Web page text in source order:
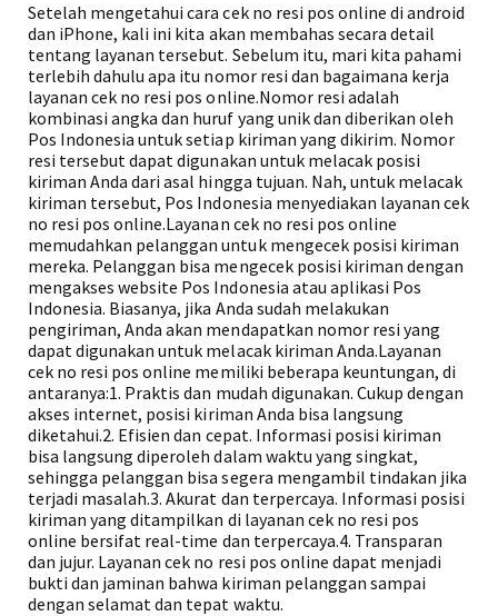
Setelah mengetahui cara cek no resi pos online di android
dan iPhone, kali ini kita akan membahas secara detail
tentang layanan tersebut. Sebelum itu, mari kita pahami
terlebih dahulu apa itu nomor resi dan bagaimana kerja
layanan cek no resi pos online.Nomor resi adalah
kombinasi angka dan huruf yang unik dan diberikan oleh
Pos Indonesia untuk setiap kiriman yang dikirim. Nomor
resi tersebut dapat digunakan untuk melacak posisi
kiriman Anda dari asal hingga tujuan. Nah, untuk melacak
kiriman tersebut, Pos Indonesia menyediakan layanan cek
no resi pos online.Layanan cek no resi pos online
memudahkan pelanggan untuk mengecek posisi kiriman
mereka. Pelanggan bisa mengecek posisi kiriman dengan
mengakses website Pos Indonesia atau aplikasi Pos
Indonesia. Biasanya, jika Anda sudah melakukan
pengiriman, Anda akan mendapatkan nomor resi yang
dapat digunakan untuk melacak kiriman Anda.Layanan
cek no resi pos online memiliki beberapa keuntungan, di
antaranya:1. Praktis dan mudah digunakan. Cukup dengan
akses internet, posisi kiriman Anda bisa langsung
diketahui.2. Efisien dan cepat. Informasi posisi kiriman
bisa langsung diperoleh dalam waktu yang singkat,
sehingga pelanggan bisa segera mengambil tindakan jika
terjadi masalah.3. Akurat dan terpercaya. Informasi posisi
kiriman yang ditampilkan di layanan cek no resi pos
online bersifat real-time dan terpercaya.4. Transparan
dan jujur. Layanan cek no resi pos online dapat menjadi
bukti dan jaminan bahwa kiriman pelanggan sampai
dengan selamat dan tepat waktu.